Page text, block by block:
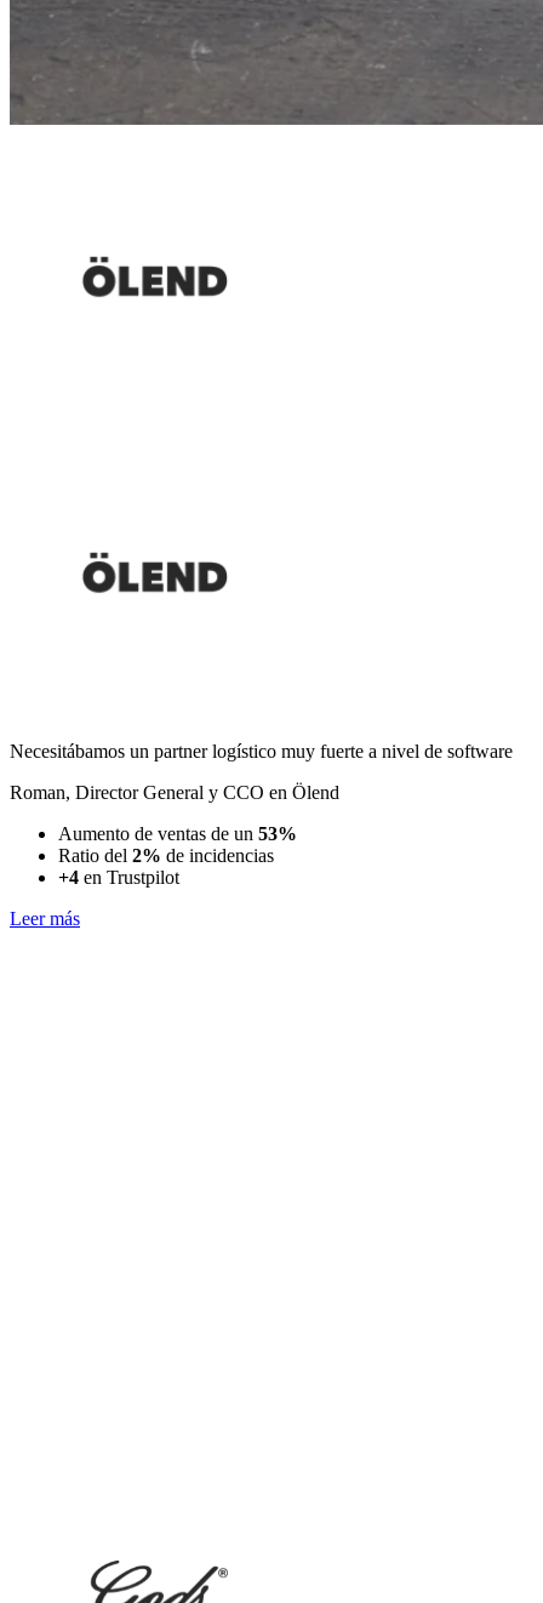
Necesitábamos un partner logístico muy fuerte a nivel de software
Roman, Director General y CCO en Ölend
Aumento de ventas de un 53%
Ratio del 2% de incidencias
+4 en Trustpilot
Leer más